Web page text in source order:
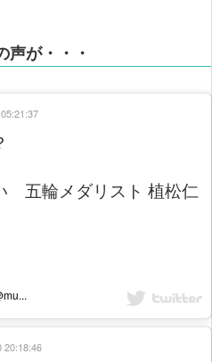
声が・・・
五輪メダリスト 植松仁
20:18:46